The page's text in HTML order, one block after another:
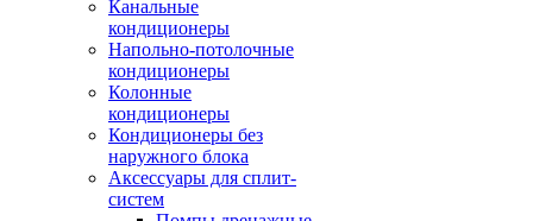
Канальные
кондиционеры
Напольно-потолочные
кондиционеры
Колонные
кондиционеры
Кондиционеры без
наружного блока
Аксессуары для сплит-
систем